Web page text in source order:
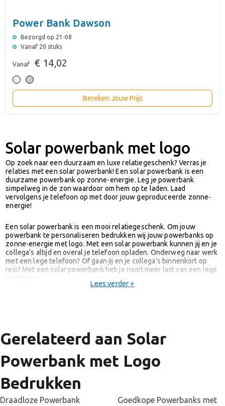
Power Bank Dawson
Bezorgd op 21-08
Vanaf 20 stuks
Vanaf € 14,02
Bereken Jouw Prijs
Solar powerbank met logo
Op zoek naar een duurzaam en luxe relatiegeschenk? Verras je
relaties met een solar powerbank! Een solar powerbank is een
duurzame powerbank op zonne-energie. Leg je powerbank
simpelweg in de zon waardoor om hem op te laden. Laad
vervolgens je telefoon op met door jouw geproduceerde zonne-
energie!
Een solar powerbank is een mooi relatiegeschenk. Om jouw
powerbank te personaliseren bedrukken wij jouw powerbanks op
zonne-energie met logo. Met een solar powerbank kunnen jij en je
collega’s altijd en overal je telefoon opladen. Onderweg naar werk
met een lege telefoon? Of gaan jij en je collega’s binnenkort op
reis? Met een solar powerbank heb je nooit meer last van een lege
telefoon.
powerbank?’ Hieronder zijn de populairste
drukkingsmogelijkheden voor solar powerbanks uitgelicht.
De meest voordelige bedrukking is tampondruk. Tampondruk is
mogelijk bij een bedrukking van 1-4 kleuren. Ideaal als je een solar
powerbank met logo wil laten bedrukken. De voordelige
tampondruk maakt jouw solar powerbank een goedkoop
weggevertje voor bijvoorbeeld collega’s.
Lees verder +
Gerelateerd aan Solar
Powerbank met Logo
Bedrukken
Draadloze Powerbank
Goedkope Powerbanks met